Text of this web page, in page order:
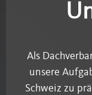
Als
unsere
Schweiz zu